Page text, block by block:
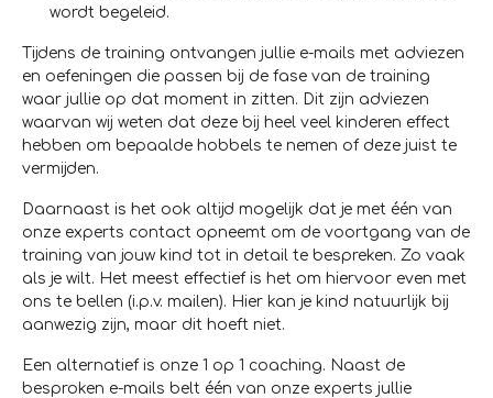
wordt begeleid.
Tijdens de training ontvangen jullie e-mails met adviezen
en oefeningen die passen bij de fase van de training
waar jullie op dat moment in zitten. Dit zijn adviezen
waarvan wij weten dat deze bij heel veel kinderen effect
hebben om bepaalde hobbels te nemen of deze juist te
vermijden.
Daarnaast is het ook altijd mogelijk dat je met één van
onze experts contact opneemt om de voortgang van de
training van jouw kind tot in detail te bespreken. Zo vaak
als je wilt. Het meest effectief is het om hiervoor even met
ons te bellen (i.p.v. mailen). Hier kan je kind natuurlijk bij
aanwezig zijn, maar dit hoeft niet.
Een alternatief is onze 1 op 1 coaching. Naast de
besproken e-mails belt één van onze experts jullie